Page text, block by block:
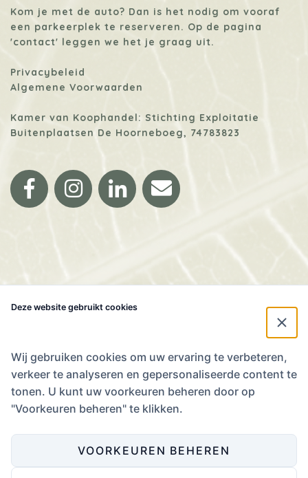
Kom je met de auto? Dan is het nodig om vooraf
een parkeerplek te reserveren. Op de pagina
'contact' leggen we het je graag uit.
Privacybeleid
Algemene Voorwaarden
Kamer van Koophandel: Stichting Exploitatie
Buitenplaatsen De Hoorneboeg, 74783823
Facebook
Instagram
LinkedIn
Email
ONZE MAANDELIJKSE NIEUWSBRIEF MET
AGENDA IN JE MAILBOX?
Ik stem in met het
Deze website gebruikt cookies
Wij gebruiken cookies om uw ervaring te verbeteren,
verkeer te analyseren en gepersonaliseerde content te
tonen. U kunt uw voorkeuren beheren door op
"Voorkeuren beheren" te klikken.
VOORKEUREN BEHEREN